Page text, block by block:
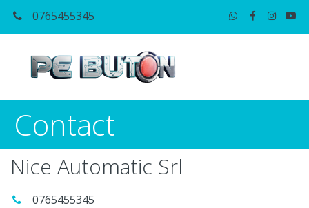
0765455345
Contact
Nice Automatic Srl
0765455345